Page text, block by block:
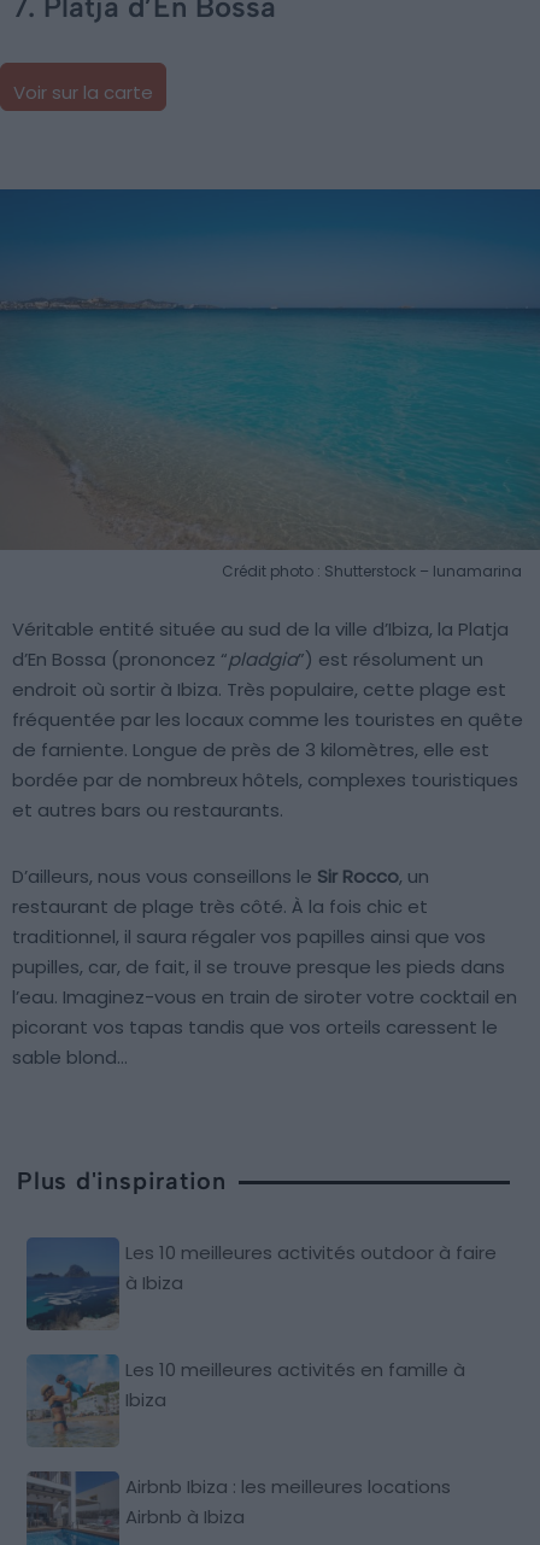
Voir sur la carte
Crédit photo : Shutterstock – lunamarina
Véritable entité située au sud de la ville d’Ibiza, la Platja
d’En Bossa (prononcez “pladgia”) est résolument un
endroit où sortir à Ibiza. Très populaire, cette plage est
fréquentée par les locaux comme les touristes en quête
de farniente. Longue de près de 3 kilomètres, elle est
bordée par de nombreux hôtels, complexes touristiques
et autres bars ou restaurants.
D’ailleurs, nous vous conseillons le Sir Rocco, un
restaurant de plage très côté. À la fois chic et
traditionnel, il saura régaler vos papilles ainsi que vos
pupilles, car, de fait, il se trouve presque les pieds dans
l’eau. Imaginez-vous en train de siroter votre cocktail en
picorant vos tapas tandis que vos orteils caressent le
sable blond…
Plus d'inspiration
Les 10 meilleures activités outdoor à faire
à Ibiza
Les 10 meilleures activités en famille à
Ibiza
Airbnb Ibiza : les meilleures locations
Airbnb à Ibiza